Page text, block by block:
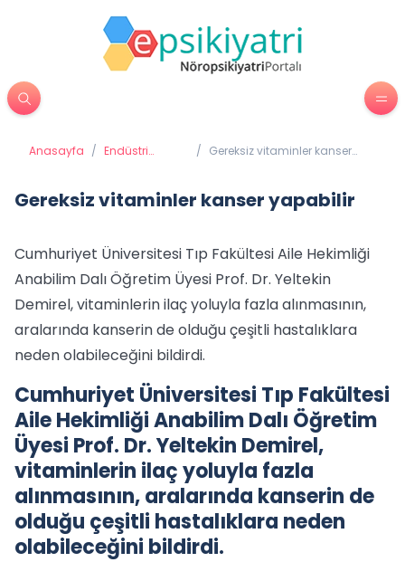
Anasayfa / Endüstri
/ Gereksiz vitaminler kanser
Gereksiz vitaminler kanser yapabilir
Cumhuriyet Üniversitesi Tıp Fakültesi Aile Hekimliği
Anabilim Dalı Öğretim Üyesi Prof. Dr. Yeltekin
Demirel, vitaminlerin ilaç yoluyla fazla alınmasının,
aralarında kanserin de olduğu çeşitli hastalıklara
neden olabileceğini bildirdi.
Cumhuriyet Üniversitesi Tıp Fakültesi
Aile Hekimliği Anabilim Dalı Öğretim
Üyesi Prof. Dr. Yeltekin Demirel,
vitaminlerin ilaç yoluyla fazla
alınmasının, aralarında kanserin de
olduğu çeşitli hastalıklara neden
olabileceğini bildirdi.